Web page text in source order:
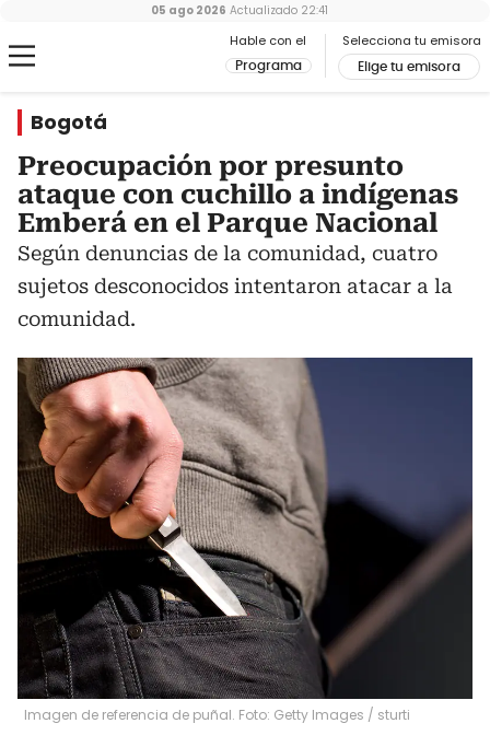
Hable con el
Programa
Selecciona tu emisora
Elige tu emisora
05 ago 2026 Actualizado 22:41
Bogotá
Preocupación por presunto
ataque con cuchillo a indígenas
Emberá en el Parque Nacional
Según denuncias de la comunidad, cuatro
sujetos desconocidos intentaron atacar a la
comunidad.
Imagen de referencia de puñal. Foto: Getty Images / sturti